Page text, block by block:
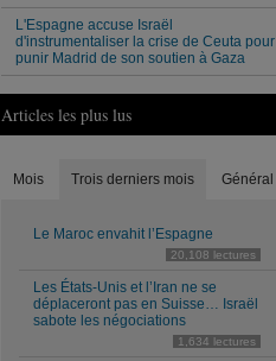
L'Espagne accuse Israël
d'instrumentaliser la crise de Ceuta pour
punir Madrid de son soutien à Gaza
Articles les plus lus
Mois Trois derniers mois Général
Le Maroc envahit l’Espagne
20,108 lectures
Les États-Unis et l’Iran ne se
déplaceront pas en Suisse… Israël
sabote les négociations
1,634 lectures